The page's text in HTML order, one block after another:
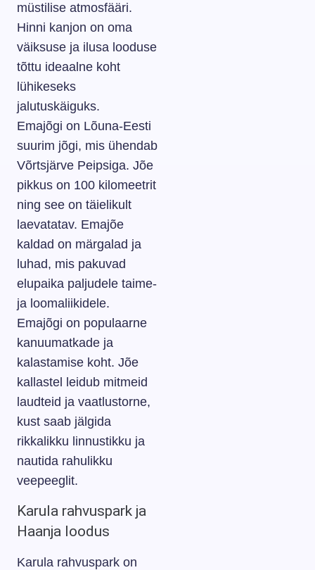
müstilise atmosfääri.
Hinni kanjon on oma
väiksuse ja ilusa looduse
tõttu ideaalne koht
lühikeseks
jalutuskäiguks.
Emajõgi on Lõuna-Eesti
suurim jõgi, mis ühendab
Võrtsjärve Peipsiga. Jõe
pikkus on 100 kilomeetrit
ning see on täielikult
laevatatav. Emajõe
kaldad on märgalad ja
luhad, mis pakuvad
elupaika paljudele taime-
ja loomaliikidele.
Emajõgi on populaarne
kanuumatkade ja
kalastamise koht. Jõe
kallastel leidub mitmeid
laudteid ja vaatlustorne,
kust saab jälgida
rikkalikku linnustikku ja
nautida rahulikku
veepeeglit.
Karula rahvuspark ja
Haanja loodus
Karula rahvuspark on